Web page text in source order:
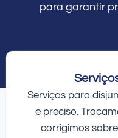
para garantir
Serviços para
e preciso.
corrigimos